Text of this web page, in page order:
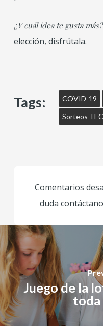
¿Y cuál idea te gusta más?
elección, disfrútala.
Tags: COVID-19
Sorteos TEC
Comentarios
duda
Juego de la
toda